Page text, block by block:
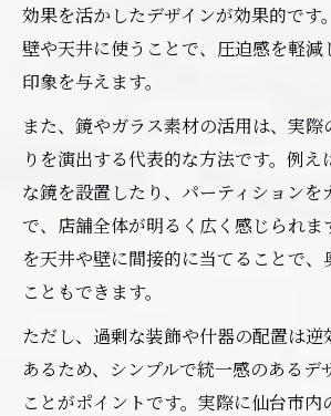
効果を活かしたデザインが効果的です
壁や天井に使うことで、圧迫感を軽減
印象を与えます。
また、鏡やガラス素材の活用は、実際
りを演出する代表的な方法です。例え
な鏡を設置したり、パーティションを
で、店舗全体が明るく広く感じられま
を天井や壁に間接的に当てることで、
こともできます。
ただし、過剰な装飾や什器の配置は逆
あるため、シンプルで統一感のあるデ
ことがポイントです。実際に仙台市内